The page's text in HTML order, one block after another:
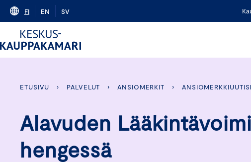
Skip
content
FI EN SV
ETUSIVU › PALVELUT › ANSIOMERKIT ›
Alavuden
hengessä